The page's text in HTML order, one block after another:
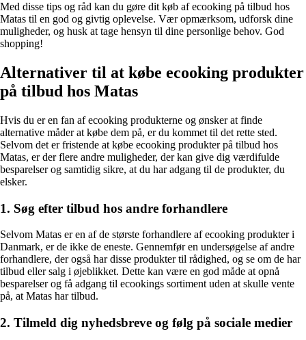
Med disse tips og råd kan du gøre dit køb af ecooking på tilbud hos
Matas til en god og givtig oplevelse. Vær opmærksom, udforsk dine
muligheder, og husk at tage hensyn til dine personlige behov. God
shopping!
Alternativer til at købe ecooking produkter
på tilbud hos Matas
Hvis du er en fan af ecooking produkterne og ønsker at finde
alternative måder at købe dem på, er du kommet til det rette sted.
Selvom det er fristende at købe ecooking produkter på tilbud hos
Matas, er der flere andre muligheder, der kan give dig værdifulde
besparelser og samtidig sikre, at du har adgang til de produkter, du
elsker.
1. Søg efter tilbud hos andre forhandlere
Selvom Matas er en af de største forhandlere af ecooking produkter i
Danmark, er de ikke de eneste. Gennemfør en undersøgelse af andre
forhandlere, der også har disse produkter til rådighed, og se om de har
tilbud eller salg i øjeblikket. Dette kan være en god måde at opnå
besparelser og få adgang til ecookings sortiment uden at skulle vente
på, at Matas har tilbud.
2. Tilmeld dig nyhedsbreve og følg på sociale medier